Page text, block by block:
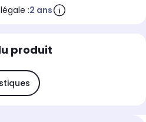
:2 ans
produit